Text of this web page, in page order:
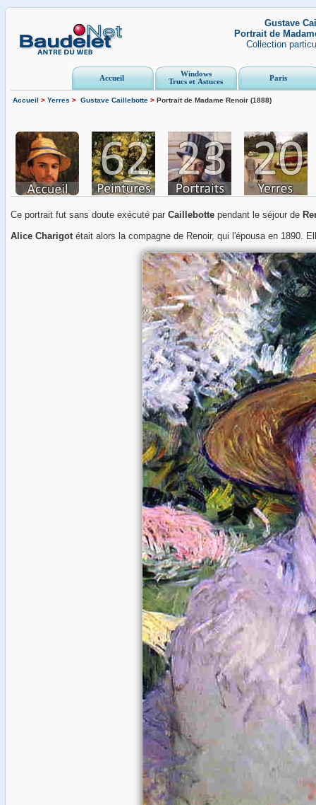
Gustave
Portrait de
Collection
Accueil
Windows
Trucs et Astuces
Paris
Accueil > Yerres > Gustave Caillebotte > Portrait de Madame Renoir (1888)
Ce portrait fut sans doute exécuté par Caillebotte pendant le séjour de
Alice Charigotétait alors la compagne de Renoir, qui l'épousa en 1890.